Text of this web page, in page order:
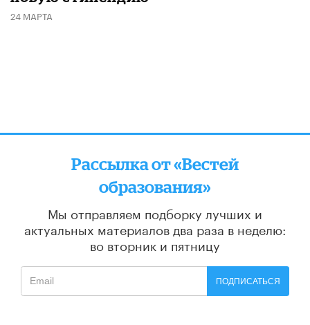
24 МАРТА
Рассылка от «Вестей
образования»
Мы отправляем подборку лучших и
актуальных материалов два раза в неделю:
во вторник и пятницу
ПОДПИСАТЬСЯ